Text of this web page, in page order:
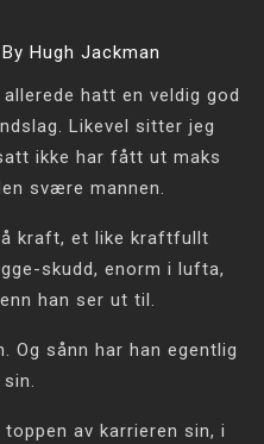
By Hugh Jackman
hatt en veldig god
Likevel sitter jeg
ikke har fått ut maks
svære mannen.
kraft, et like kraftfullt
skudd, enorm i lufta,
han ser ut til.
Og sånn har han egentlig
av karrieren sin, i